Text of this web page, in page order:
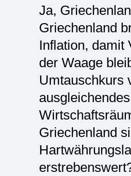
Ja,
Griechenland
Inflation, damit
der Waage
Umtauschkurs
Griechenland